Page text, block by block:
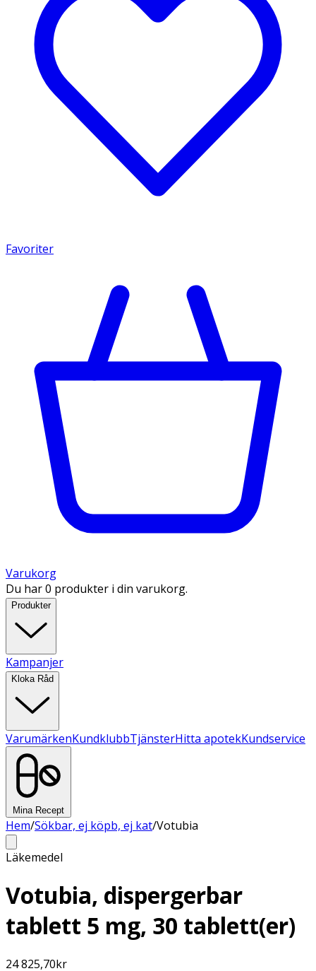
Favoriter
Varukorg
Du har 0 produkter i din varukorg.
Produkter
Kampanjer
Kloka Råd
VarumärkenKundklubbTjänsterHitta apotekKundservice
Mina Recept
Hem/Sökbar, ej köpb, ej kat/Votubia
Läkemedel
Votubia, dispergerbar
tablett 5 mg, 30 tablett(er)
24 825,70kr